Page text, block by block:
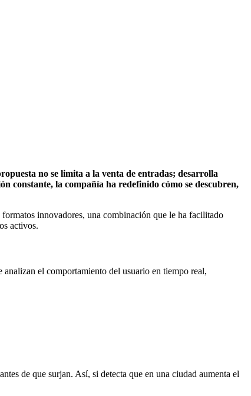
no se limita a la venta de entradas; desarrolla
constante, la compañía ha redefinido cómo se descubren,
innovadores, una combinación que le ha facilitado
activos.
el comportamiento del usuario en tiempo real,
de que surjan. Así, si detecta que en una ciudad aumenta el